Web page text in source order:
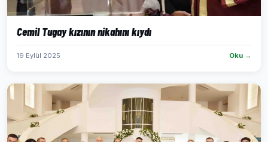
Cemil Tugay kızının nikahını kıydı
19 Eylül 2025 Oku →